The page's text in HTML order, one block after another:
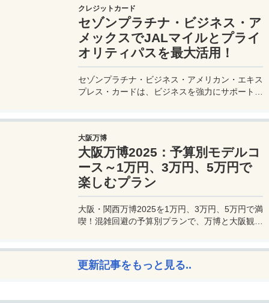
クレジットカード
セゾンプラチナ・ビジネス・ア
メックスでJALマイルとプライ
オリティパスを最大活用！
セゾンプラチナ・ビジネス・アメリカン・エキス
プレス・カードは、ビジネスを強力にサポートす
最適です。初年度の年会費無料も魅力。ステータ
スと実用性を兼ね備えたビジネスカードで、あな
たのビジネスをワンランクアップさせませんか？
大阪万博
大阪万博2025：予算別モデルコ
ース～1万円、3万円、5万円で
楽しむプラン
大阪・関西万博2025を1万円、3万円、5万円で満
喫！混雑回避の予算別プランで、万博と大阪観光
更新記事をもっと見る..